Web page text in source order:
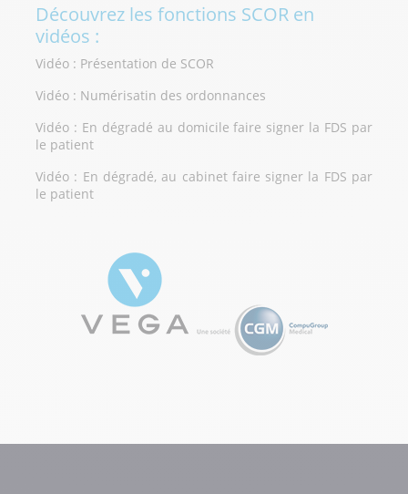
Découvrez les fonctions SCOR en
vidéos :
Vidéo : Présentation de SCOR
Vidéo : Numérisatin des ordonnances
Vidéo : En dégradé au domicile faire signer la FDS par
le patient
Vidéo : En dégradé, au cabinet faire signer la FDS par
le patient